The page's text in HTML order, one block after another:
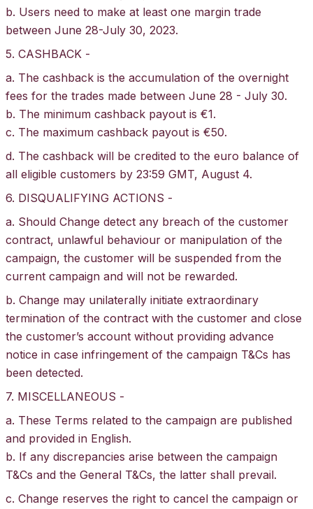
b. Users need to make at least one margin trade
between June 28-July 30, 2023.
5. CASHBACK -
a. The cashback is the accumulation of the overnight
fees for the trades made between June 28 - July 30.
b. The minimum cashback payout is €1.
c. The maximum cashback payout is €50.
d. The cashback will be credited to the euro balance of
all eligible customers by 23:59 GMT, August 4.
6. DISQUALIFYING ACTIONS -
a. Should Change detect any breach of the customer
contract, unlawful behaviour or manipulation of the
campaign, the customer will be suspended from the
current campaign and will not be rewarded.
b. Change may unilaterally initiate extraordinary
termination of the contract with the customer and close
the customer’s account without providing advance
notice in case infringement of the campaign T&Cs has
been detected.
7. MISCELLANEOUS -
a. These Terms related to the campaign are published
and provided in English.
b. If any discrepancies arise between the campaign
T&Cs and the General T&Cs, the latter shall prevail.
c. Change reserves the right to cancel the campaign or